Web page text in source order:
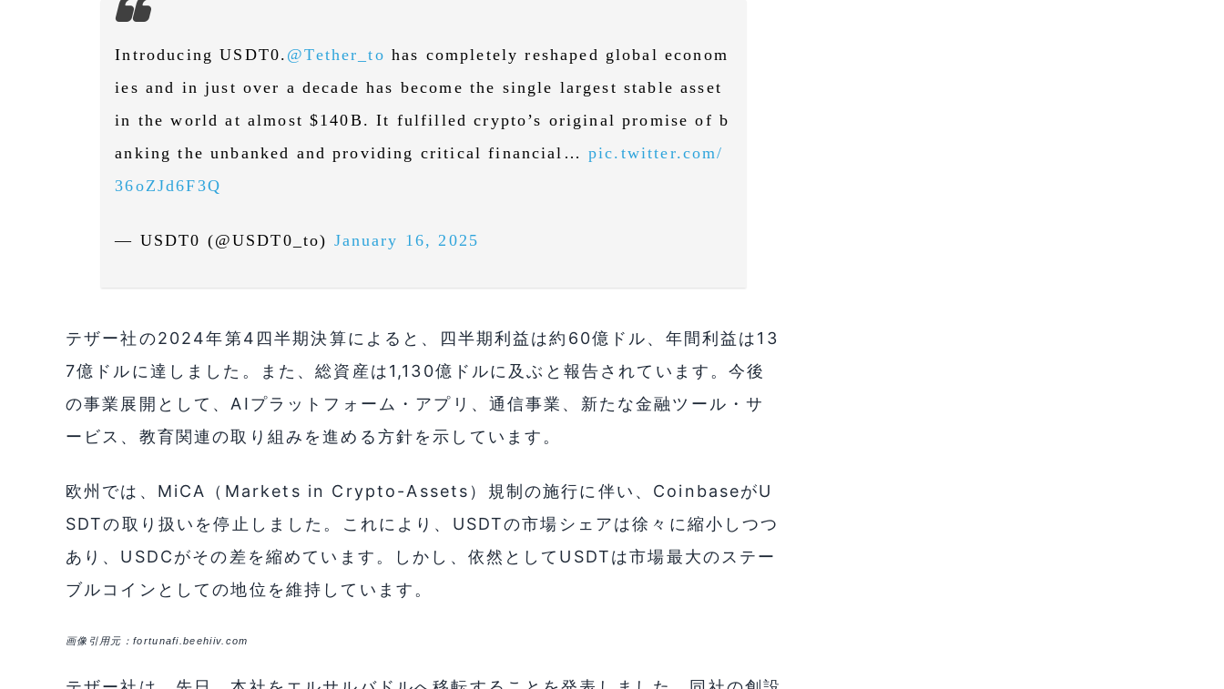
Introducing USDT0. @Tether_to has completely reshaped global econom
ies and in just over a decade has become the single largest stable asset
in the world at almost $140B. It fulfilled crypto’s original promise of b
anking the unbanked and providing critical financial… pic.twitter.com/
36oZJd6F3Q
— USDT0 (@USDT0_to) January 16, 2025
テザー社の2024年第4四半期決算によると、四半期利益は約60億ドル、年間利益は13
7億ドルに達しました。また、総資産は1,130億ドルに及ぶと報告されています。今後
の事業展開として、AIプラットフォーム・アプリ、通信事業、新たな金融ツール・サ
ービス、教育関連の取り組みを進める方針を示しています。
欧州では、MiCA（Markets in Crypto-Assets）規制の施行に伴い、CoinbaseがU
SDTの取り扱いを停止しました。これにより、USDTの市場シェアは徐々に縮小しつつ
あり、USDCがその差を縮めています。しかし、依然としてUSDTは市場最大のステー
ブルコインとしての地位を維持しています。
画像引用元：fortunafi.beehiiv.com